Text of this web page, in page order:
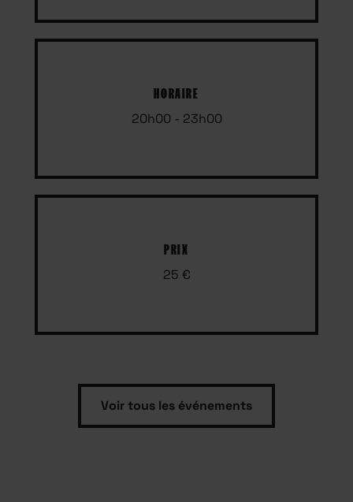
HORAIRE
20h00 - 23h00
PRIX
25 €
Voir tous les événements